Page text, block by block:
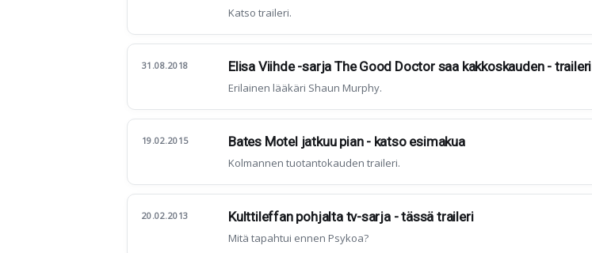
Katso traileri.
31.08.2018 Elisa Viihde -sarja The Good Doctor saa kakkoskauden - traileri
Erilainen lääkäri Shaun Murphy.
19.02.2015 Bates Motel jatkuu pian - katso esimakua
Kolmannen tuotantokauden traileri.
20.02.2013 Kulttileffan pohjalta tv-sarja - tässä traileri
Mitä tapahtui ennen Psykoa?